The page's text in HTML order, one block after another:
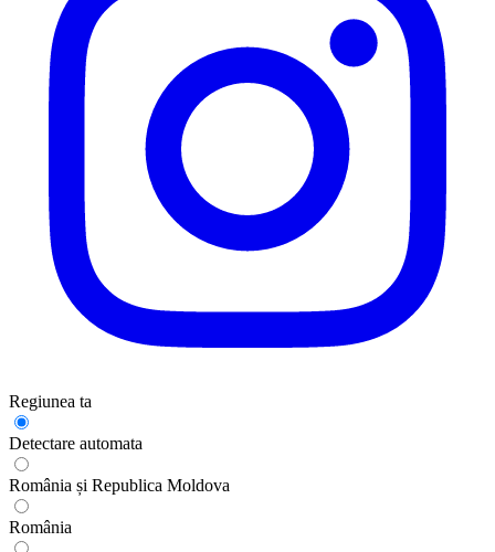
Regiunea ta
Detectare automata
România și Republica Moldova
România